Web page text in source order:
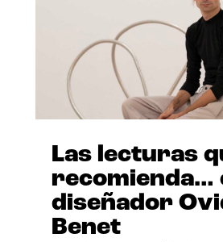
Las lecturas
recomienda…
diseñador
Benet